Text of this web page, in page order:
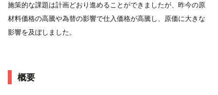
施策的な課題は計画どおり進めることができましたが、昨今の原
材料価格の高騰や為替の影響で仕入価格が高騰し、原価に大きな
影響を及ぼしました。
概要